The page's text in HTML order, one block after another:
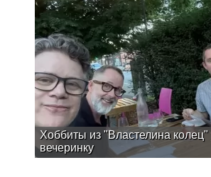
Хоббиты из "Властелина колец"
вечеринку